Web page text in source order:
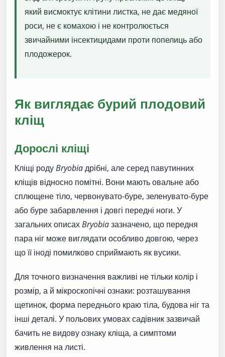
який висмоктує клітини листка, не дає медяної
роси, не є комахою і не контролюється
звичайними інсектицидами проти попелиць або
плодожерок.
Як виглядає бурий плодовий
кліщ
Дорослі кліщі
Кліщі родуBryobiaдрібні, але серед павутинних
кліщів відносно помітні. Вони мають овальне або
сплющене тіло, червонувато-буре, зеленувато-буре
або буре забарвлення і довгі передні ноги. У
загальних описахBryobiaзазначено, що передня
пара ніг може виглядати особливо довгою, через
що її іноді помилково сприймають як вусики.
Для точного визначення важливі не тільки колір і
розмір, а й мікроскопічні ознаки: розташування
щетинок, форма переднього краю тіла, будова ніг та
інші деталі. У польових умовах садівник зазвичай
бачить не видову ознаку кліща, а симптоми
живлення на листі.